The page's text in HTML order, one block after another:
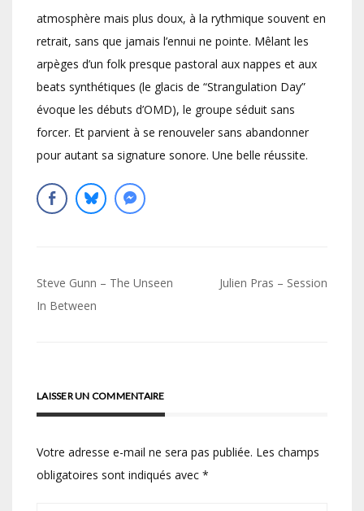
atmosphère mais plus doux, à la rythmique souvent en
retrait, sans que jamais l’ennui ne pointe. Mêlant les
arpèges d’un folk presque pastoral aux nappes et aux
beats synthétiques (le glacis de “Strangulation Day”
évoque les débuts d’OMD), le groupe séduit sans
forcer. Et parvient à se renouveler sans abandonner
pour autant sa signature sonore. Une belle réussite.
Navigation
de
Steve Gunn – The Unseen
In Between
Julien Pras – Session
LAISSER UN COMMENTAIRE
Votre adresse e-mail ne sera pas publiée. Les champs
obligatoires sont indiqués avec *